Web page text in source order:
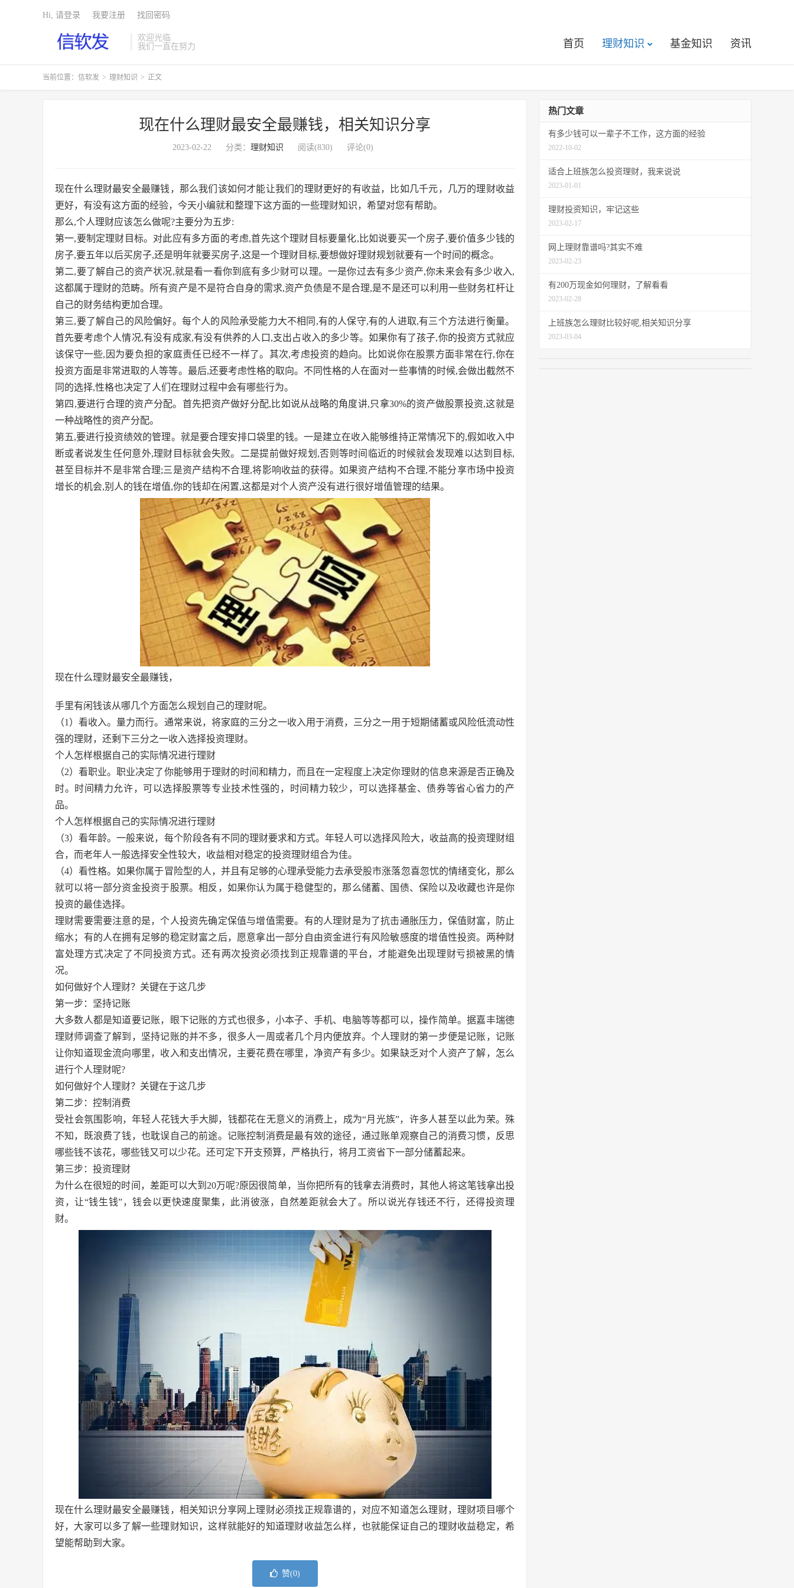
欢迎光临
我们一直在努力
首页 理财知识 基金知识 资讯
Hi, 请登录 我要注册 找回密码
当前位置： 信软发 > 理财知识 > 正文
现在什么理财最安全最赚钱，相关知识分享
2023-02-22 分类： 理财知识 阅读(830) 评论(0)
现在什么理财最安全最赚钱，那么我们该如何才能让我们的理财更好的有收益，比如几千元，几万的理财收益
更好，有没有这方面的经验，今天小编就和整理下这方面的一些理财知识，希望对您有帮助。
那么,个人理财应该怎么做呢?主要分为五步:
第一,要制定理财目标。对此应有多方面的考虑,首先这个理财目标要量化,比如说要买一个房子,要价值多少钱的
房子,要五年以后买房子,还是明年就要买房子,这是一个理财目标,要想做好理财规划就要有一个时间的概念。
第二,要了解自己的资产状况,就是看一看你到底有多少财可以理。一是你过去有多少资产,你未来会有多少收入,
这都属于理财的范畴。所有资产是不是符合自身的需求,资产负债是不是合理,是不是还可以利用一些财务杠杆让
自己的财务结构更加合理。
第三,要了解自己的风险偏好。每个人的风险承受能力大不相同,有的人保守,有的人进取,有三个方法进行衡量。
首先要考虑个人情况,有没有成家,有没有供养的人口,支出占收入的多少等。如果你有了孩子,你的投资方式就应
该保守一些,因为要负担的家庭责任已经不一样了。其次,考虑投资的趋向。比如说你在股票方面非常在行,你在
投资方面是非常进取的人等等。最后,还要考虑性格的取向。不同性格的人在面对一些事情的时候,会做出截然不
同的选择,性格也决定了人们在理财过程中会有哪些行为。
第四,要进行合理的资产分配。首先把资产做好分配,比如说从战略的角度讲,只拿30%的资产做股票投资,这就是
一种战略性的资产分配。
第五,要进行投资绩效的管理。就是要合理安排口袋里的钱。一是建立在收入能够维持正常情况下的,假如收入中
断或者说发生任何意外,理财目标就会失败。二是提前做好规划,否则等时间临近的时候就会发现难以达到目标,
甚至目标并不是非常合理;三是资产结构不合理,将影响收益的获得。如果资产结构不合理,不能分享市场中投资
增长的机会,别人的钱在增值,你的钱却在闲置,这都是对个人资产没有进行很好增值管理的结果。
现在什么理财最安全最赚钱，
手里有闲钱该从哪几个方面怎么规划自己的理财呢。
（1）看收入。量力而行。通常来说，将家庭的三分之一收入用于消费，三分之一用于短期储蓄或风险低流动性
强的理财，还剩下三分之一收入选择投资理财。
个人怎样根据自己的实际情况进行理财
（2）看职业。职业决定了你能够用于理财的时间和精力，而且在一定程度上决定你理财的信息来源是否正确及
时。时间精力允许，可以选择股票等专业技术性强的，时间精力较少，可以选择基金、债券等省心省力的产
品。
个人怎样根据自己的实际情况进行理财
（3）看年龄。一般来说，每个阶段各有不同的理财要求和方式。年轻人可以选择风险大，收益高的投资理财组
合，而老年人一般选择安全性较大，收益相对稳定的投资理财组合为佳。
（4）看性格。如果你属于冒险型的人，并且有足够的心理承受能力去承受股市涨落忽喜忽忧的情绪变化，那么
就可以将一部分资金投资于股票。相反，如果你认为属于稳健型的，那么储蓄、国债、保险以及收藏也许是你
投资的最佳选择。
理财需要需要注意的是，个人投资先确定保值与增值需要。有的人理财是为了抗击通胀压力，保值财富，防止
缩水；有的人在拥有足够的稳定财富之后，愿意拿出一部分自由资金进行有风险敏感度的增值性投资。两种财
富处理方式决定了不同投资方式。还有两次投资必须找到正规靠谱的平台，才能避免出现理财亏损被黑的情
况。
如何做好个人理财？关键在于这几步
第一步：坚持记账
大多数人都是知道要记账，眼下记账的方式也很多，小本子、手机、电脑等等都可以，操作简单。据嘉丰瑞德
理财师调查了解到，坚持记账的并不多，很多人一周或者几个月内便放弃。个人理财的第一步便是记账，记账
让你知道现金流向哪里，收入和支出情况，主要花费在哪里，净资产有多少。如果缺乏对个人资产了解，怎么
进行个人理财呢?
如何做好个人理财？关键在于这几步
第二步：控制消费
受社会氛围影响，年轻人花钱大手大脚，钱都花在无意义的消费上，成为“月光族”，许多人甚至以此为荣。殊
不知，既浪费了钱，也耽误自己的前途。记账控制消费是最有效的途径，通过账单观察自己的消费习惯，反思
哪些钱不该花，哪些钱又可以少花。还可定下开支预算，严格执行，将月工资省下一部分储蓄起来。
第三步：投资理财
为什么在很短的时间，差距可以大到20万呢?原因很简单，当你把所有的钱拿去消费时，其他人将这笔钱拿出投
资，让“钱生钱”，钱会以更快速度聚集，此消彼涨，自然差距就会大了。所以说光存钱还不行，还得投资理
财。
现在什么理财最安全最赚钱，相关知识分享网上理财必须找正规靠谱的，对应不知道怎么理财，理财项目哪个
好，大家可以多了解一些理财知识，这样就能好的知道理财收益怎么样，也就能保证自己的理财收益稳定，希
望能帮助到大家。
赞(0)
热门文章
有多少钱可以一辈子不工作，这方面的经验
2022-10-02
适合上班族怎么投资理财，我来说说
2023-01-01
理财投资知识，牢记这些
2023-02-17
网上理财靠谱吗?其实不难
2023-02-23
有200万现金如何理财，了解看看
2023-02-28
上班族怎么理财比较好呢,相关知识分享
2023-03-04